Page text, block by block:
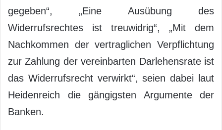
gegeben“, „Eine Ausübung des
Widerrufsrechtes ist treuwidrig“, „Mit dem
Nachkommen der vertraglichen Verpflichtung
zur Zahlung der vereinbarten Darlehensrate ist
das Widerrufsrecht verwirkt“, seien dabei laut
Heidenreich die gängigsten Argumente der
Banken.